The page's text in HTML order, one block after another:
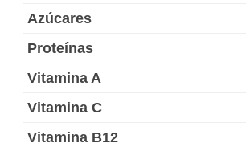
Azúcares
Proteínas
Vitamina A
Vitamina C
Vitamina B12